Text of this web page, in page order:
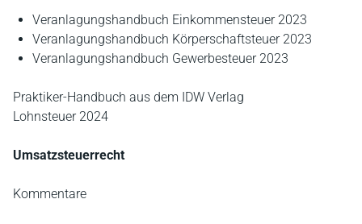
Veranlagungshandbuch Einkommensteuer 2023
Veranlagungshandbuch Körperschaftsteuer 2023
Veranlagungshandbuch Gewerbesteuer 2023
Praktiker-Handbuch aus dem IDW Verlag
Lohnsteuer 2024
Umsatzsteuerrecht
Kommentare